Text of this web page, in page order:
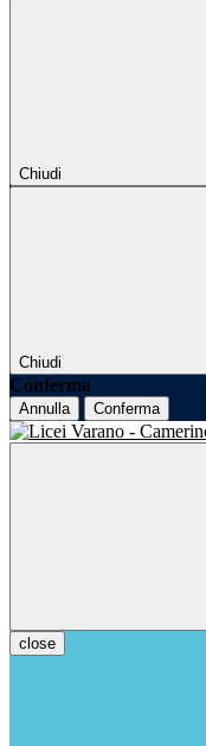
Chiudi
Chiudi
Conferma
Annulla Conferma
close